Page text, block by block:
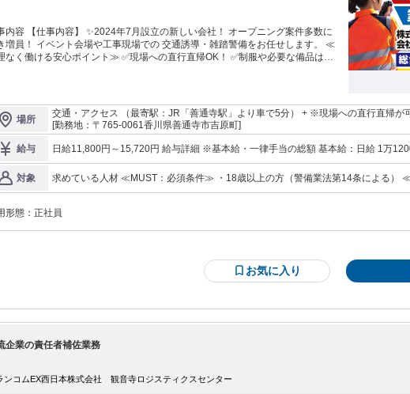
内容 【仕事内容】 ✨2024年7月設立の新しい会社！ オープニング案件多数に
事現場での 交通誘導・雑踏警備をお任せします。 ≪
なく働ける安心ポイント≫ ✅現場への直行直帰OK！ ✅制服や必要な備品はす
場所
交通・アクセス （最寄駅：JR「善通寺駅」より車で5分） + ※現場への直行直帰が
[勤務地：〒765-0061香川県善通寺市吉原町]
給与
日給11,800円～15,720円 給与詳細 ※基本給・一律手当の総額 基本給：日給 1万1200円 〜 1万5120円 固定残業
支払われるその他手当金額：なし 経験・能力・所有資格を考慮し決定 ≪嬉しい手当・待遇≫ ・新任教育手当：
20,000円〜支給！ ・資格手当：有資格者に毎月支給！
対象
求めている人材 ≪MUST：必須条件≫ ・18歳以上の方（警備業法第14条による） ≪WANT：歓迎条件≫ ・未経
形態： 正社員
お気に入り
企業の責任者補佐業務
ンコムEX西日本株式会社 観音寺ロジスティクスセンター